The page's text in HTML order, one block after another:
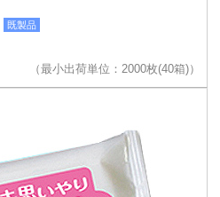
既製品
（最小出荷単位：2000枚(40箱)）